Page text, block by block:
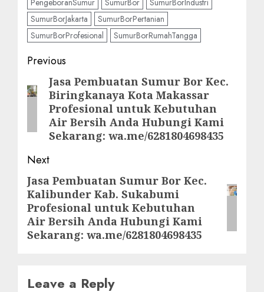
SumurBorJakarta
SumurBorPertanian
SumurBorProfesional
SumurBorRumahTangga
Post
navigation
Previous
Previous
post:
Jasa Pembuatan Sumur Bor Kec.
Biringkanaya Kota Makassar
Profesional untuk Kebutuhan
Air Bersih Anda Hubungi Kami
Sekarang: wa.me/6281804698435
Next
Next
post:
Jasa Pembuatan Sumur Bor Kec.
Kalibunder Kab. Sukabumi
Profesional untuk Kebutuhan
Air Bersih Anda Hubungi Kami
Sekarang: wa.me/6281804698435
Leave a Reply